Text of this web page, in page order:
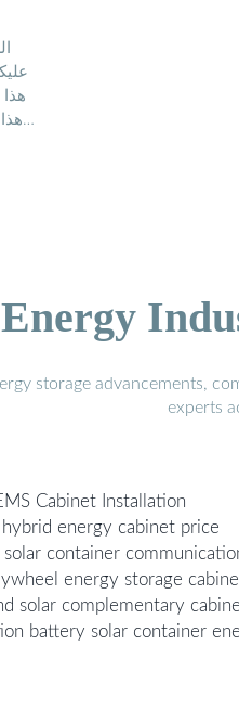
storage advancements,
experts
Cabinet Installation
energy cabinet price
container
energy storage
solar complementary
battery solar container